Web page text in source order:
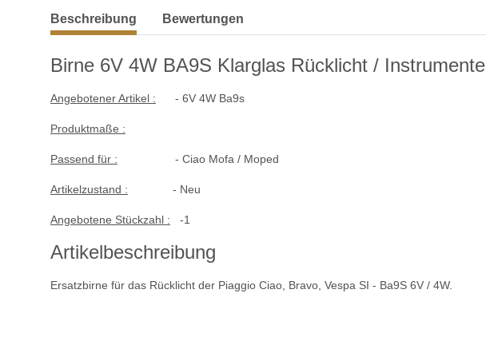
weitere Registerkarten anzeigen
Beschreibung Bewertungen
Birne 6V 4W BA9S Klarglas Rücklicht / Instrumente
Angebotener Artikel : - 6V 4W Ba9s
Produktmaße :
Passend für : - Ciao Mofa / Moped
Artikelzustand : - Neu
Angebotene Stückzahl : -1
Artikelbeschreibung
Ersatzbirne für das Rücklicht der Piaggio Ciao, Bravo, Vespa SI - Ba9S 6V / 4W.